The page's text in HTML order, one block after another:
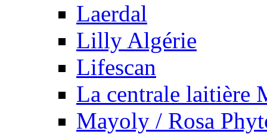
Laerdal
Lilly Algérie
Lifescan
La centrale laitière
Mayoly / Rosa